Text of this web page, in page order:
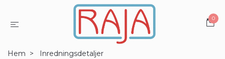
0
Hem
Inredningsdetaljer